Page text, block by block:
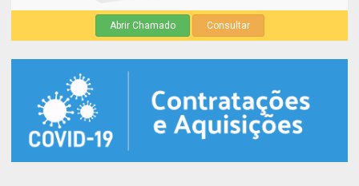
Abrir Chamado Consultar